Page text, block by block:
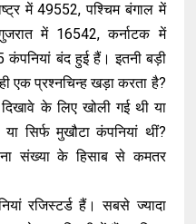
में 49552, पश्चिम बंगाल में
में 16542, कर्नाटक में
बंद हुई हैं। इतनी बड़ी
एक प्रश्नचिन्ह खड़ा करता है?
के लिए खोली गई थी या
सिर्फ मुखौटा कंपनियां थीं?
संख्या के हिसाब से कमतर
रजिस्टर्ड हैं। सबसे ज्यादा